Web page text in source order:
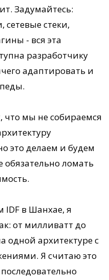
Задумайтесь:
стеки,
- вся эта
разработчику
адаптировать и
что мы не собираемся
это делаем и будем
обязательно ломать
IDF в Шанхае, я
от милливатт до
одной архитектуре с
Я считаю это